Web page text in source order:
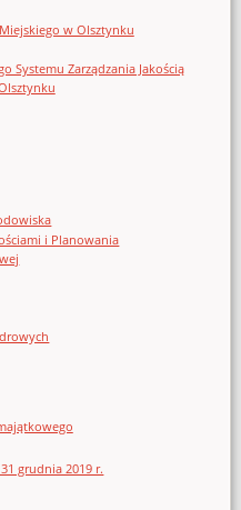
w Olsztynku
Systemu Zarządzania Jakością
i Planowania
grudnia 2019 r.